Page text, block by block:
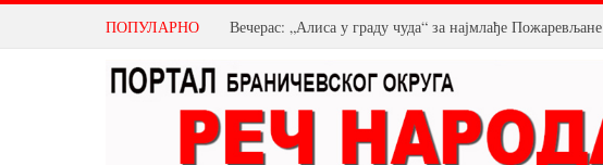
ПОПУЛАРНО Вечерас: „Алиса у граду чуда“ за најмлађе Пожаревљане